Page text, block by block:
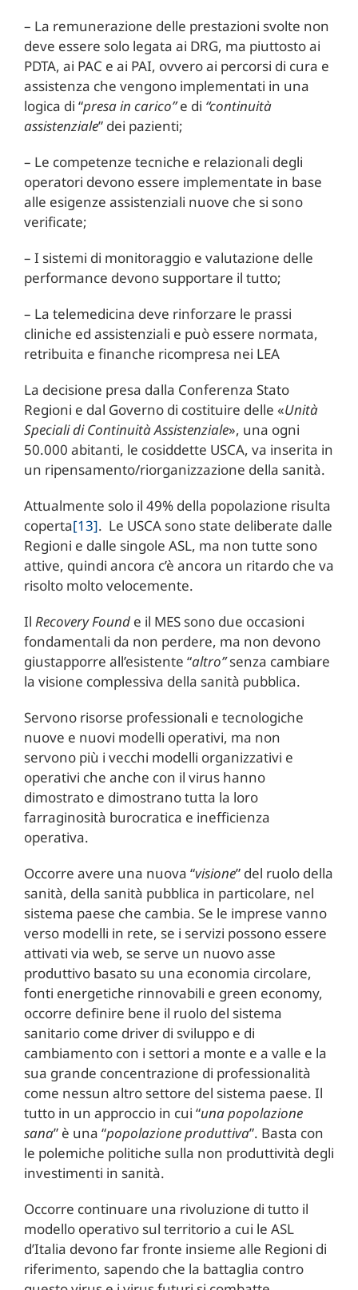
– La remunerazione delle prestazioni svolte non
deve essere solo legata ai DRG, ma piuttosto ai
PDTA, ai PAC e ai PAI, ovvero ai percorsi di cura e
assistenza che vengono implementati in una
logica di “presa in carico”e di “continuità
assistenziale” dei pazienti;
– Le competenze tecniche e relazionali degli
operatori devono essere implementate in base
alle esigenze assistenziali nuove che si sono
verificate;
– I sistemi di monitoraggio e valutazione delle
performance devono supportare il tutto;
– La telemedicina deve rinforzare le prassi
cliniche ed assistenziali e può essere normata,
retribuita e finanche ricompresa nei LEA
La decisione presa dalla Conferenza Stato
Regioni e dal Governo di costituire delle «Unità
Speciali di Continuità Assistenziale», una ogni
50.000 abitanti, le cosiddette USCA, va inserita in
un ripensamento/riorganizzazione della sanità.
Attualmente solo il 49% della popolazione risulta
coperta[13]. Le USCA sono state deliberate dalle
Regioni e dalle singole ASL, ma non tutte sono
attive, quindi ancora c’è ancora un ritardo che va
risolto molto velocemente.
Il Recovery Founde il MES sono due occasioni
fondamentali da non perdere, ma non devono
giustapporre all’esistente “altro”senza cambiare
la visione complessiva della sanità pubblica.
Servono risorse professionali e tecnologiche
nuove e nuovi modelli operativi, ma non
servono più i vecchi modelli organizzativi e
operativi che anche con il virus hanno
dimostrato e dimostrano tutta la loro
farraginosità burocratica e inefficienza
operativa.
Occorre avere una nuova “visione” del ruolo della
sanità, della sanità pubblica in particolare, nel
sistema paese che cambia. Se le imprese vanno
verso modelli in rete, se i servizi possono essere
attivati via web, se serve un nuovo asse
produttivo basato su una economia circolare,
fonti energetiche rinnovabili e green economy,
occorre definire bene il ruolo del sistema
sanitario come driver di sviluppo e di
cambiamento con i settori a monte e a valle e la
sua grande concentrazione di professionalità
come nessun altro settore del sistema paese. Il
tutto in un approccio in cui “una popolazione
sana” è una “popolazione produttiva”. Basta con
le polemiche politiche sulla non produttività degli
investimenti in sanità.
Occorre continuare una rivoluzione di tutto il
modello operativo sul territorio a cui le ASL
d’Italia devono far fronte insieme alle Regioni di
riferimento, sapendo che la battaglia contro